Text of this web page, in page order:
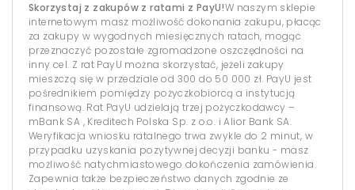
Skorzystaj z zakupów z ratami z PayU!W naszym sklepie
internetowym masz możliwość dokonania zakupu, płacąc
za zakupy w wygodnych miesięcznych ratach, mogąc
przeznaczyć pozostałe zgromadzone oszczędności na
inny cel. Z rat PayU można skorzystać, jeżeli zakupy
mieszczą się w przedziale od 300 do 50 000 zł. PayU jest
pośrednikiem pomiędzy pożyczkobiorcą a instytucją
finansową. Rat PayU udzielają trzej pożyczkodawcy –
mBank SA , Kreditech Polska Sp. z o.o. i Alior Bank SA.
Weryfikacja wniosku ratalnego trwa zwykle do 2 minut, w
przypadku uzyskania pozytywnej decyzji banku - masz
możliwość natychmiastowego dokończenia zamówienia.
Zapewnia także bezpieczeństwo danych zgodnie ze